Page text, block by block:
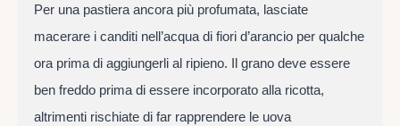
Per una pastiera ancora più profumata, lasciate
macerare i canditi nell’acqua di fiori d’arancio per qualche
ora prima di aggiungerli al ripieno. Il grano deve essere
ben freddo prima di essere incorporato alla ricotta,
altrimenti rischiate di far rapprendere le uova